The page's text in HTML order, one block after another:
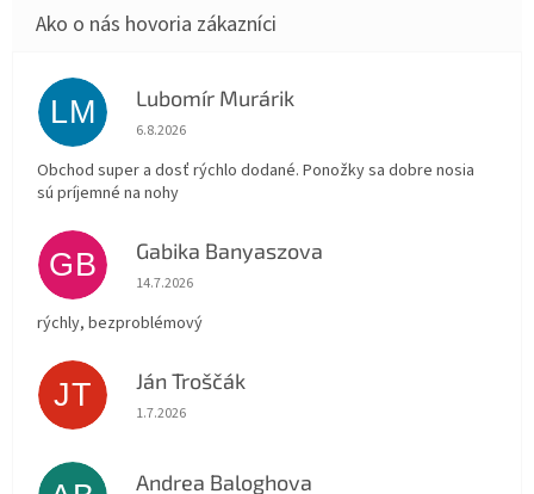
LM Lubomír Murárik
Hodnotenie obchodu je 5 z 5 hviezdičiek.
6.8.2026
Obchod super a dosť rýchlo dodané. Ponožky sa dobre nosia
sú príjemné na nohy
GB Gabika Banyaszova
Hodnotenie obchodu je 5 z 5 hviezdičiek.
14.7.2026
rýchly, bezproblémový
JT Ján Troščák
Hodnotenie obchodu je 5 z 5 hviezdičiek.
1.7.2026
Andrea Baloghova